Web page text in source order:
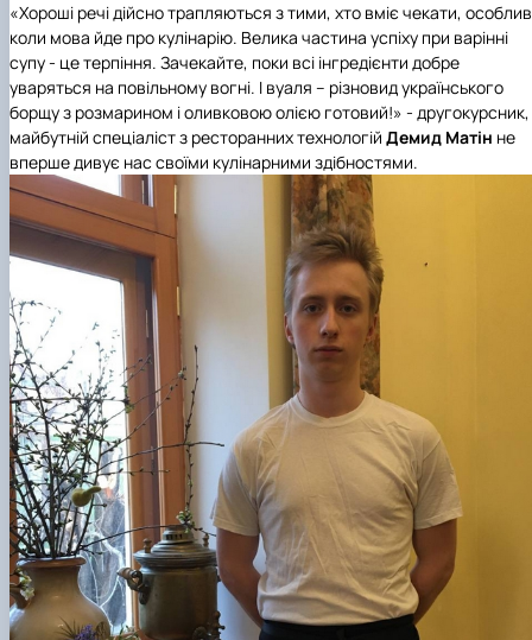
«Хороші речі дійсно трапляються з тими, хто вміє чекати,
коли мова йде про кулінарію. Велика частина успіху при варінні
супу - це терпіння. Зачекайте, поки всі інгредієнти добре
уваряться на повільному вогні. І вуаля – різновид українського
борщу з розмарином і оливковою олією готовий!» - другокурсник,
майбутній спеціаліст з ресторанних технологій Демид Матін не
вперше дивує нас своїми кулінарними здібностями.